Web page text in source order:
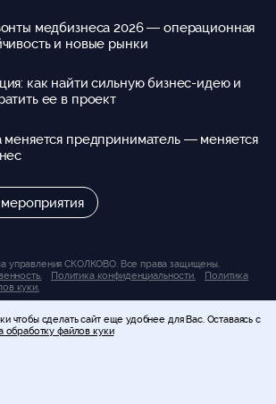
медбизнеса 2026 — операционная
и новые рынки
как найти сильную бизнес-идею и
ее в проект
меняется предприниматель — меняется
управления СКОЛКОВО. Все права защищены.
Политика конфиденциальности.
Политика
куки.
при каких условиях не является публичной офертой,
статьи 437 Гражданского кодекса Российской
условиях обучения и оказания иных услуг Вы можете
Школы управления СКОЛКОВО.
чтобы сделать сайт еще удобнее для Вас. Оставаясь с
обработку файлов куки